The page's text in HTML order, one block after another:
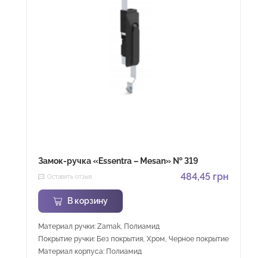
Замок-ручка «Essentra – Mesan» № 319
Оставить отзыв 484,45 грн
В корзину
Материал ручки: Zamak, Полиамид
Покрытие ручки: Без покрытия, Хром, Черное покрытие
Материал корпуса: Полиамид